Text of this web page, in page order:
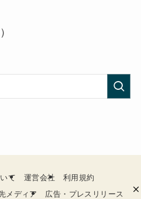
て 運営会社
利用規約
メディア 広告・プレスリリース